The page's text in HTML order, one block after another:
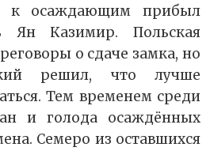
к осаждающим прибыл
Ян Казимир. Польская
о сдаче замка, но
решил, что лучше
Тем временем среди
и голода осаждённых
Семеро из оставшихся